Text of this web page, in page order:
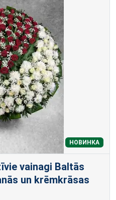
НОВИНКА
vainagi Baltās
un krēmkrāsas